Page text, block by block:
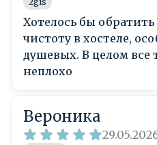
Хотелось бы
чистоту в хостеле,
душевых. В целом все
неплохо
Вероника